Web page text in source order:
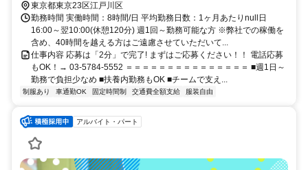
東京都東京23区江戸川区
勤務時間 実働時間：8時間/日 平均勤務日数：1ヶ月あたりnull日
16:00～翌10:00(休憩120分) 週1回～勤務可能な方 ※弊社での稼働を
含め、40時間を越える方はご遠慮させていただいて...
仕事内容 応募は「2分」で完了! まずはご応募ください！！ 電話応募
もOK！→ 03-5784-5552 ＝＝＝＝＝＝＝＝＝＝＝＝＝＝＝ ■週1日～
勤務で負担少なめ ■扶養内勤務もOK ■チームで支え...
制服あり 車通勤OK 固定時間制 交通費全額支給 服装自由
アルバイト・パート